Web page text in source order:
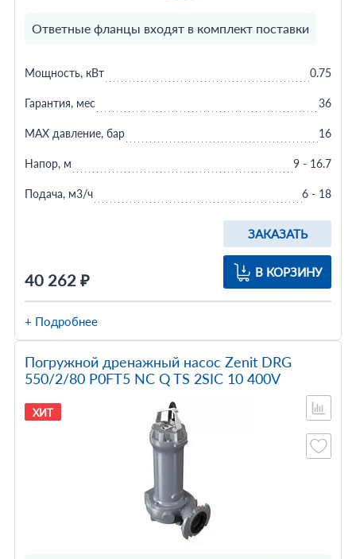
Ответные фланцы входят в комплект поставки
40 262 ₽
ЗАКАЗАТЬ
В КОРЗИНУ
Мощность, кВт 0.75
Гарантия, мес 36
MAX давление, бар 16
Напор, м 9 - 16.7
Подача, м3/ч 6 - 18
+ Подробнее
Погружной дренажный насос Zenit DRG
550/2/80 P0FT5 NC Q TS 2SIC 10 400V
ХИТ